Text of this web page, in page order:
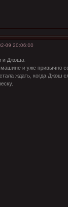
09 20:06:00
и Джоша.
и уже привычно
ждать, когда Джош